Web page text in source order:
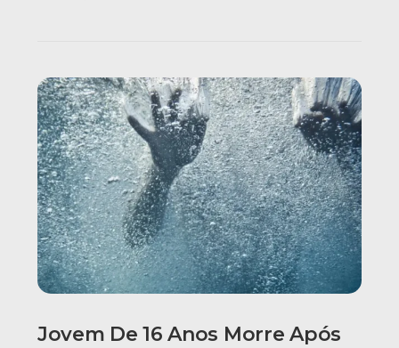
Jovem De 16 Anos Morre Após